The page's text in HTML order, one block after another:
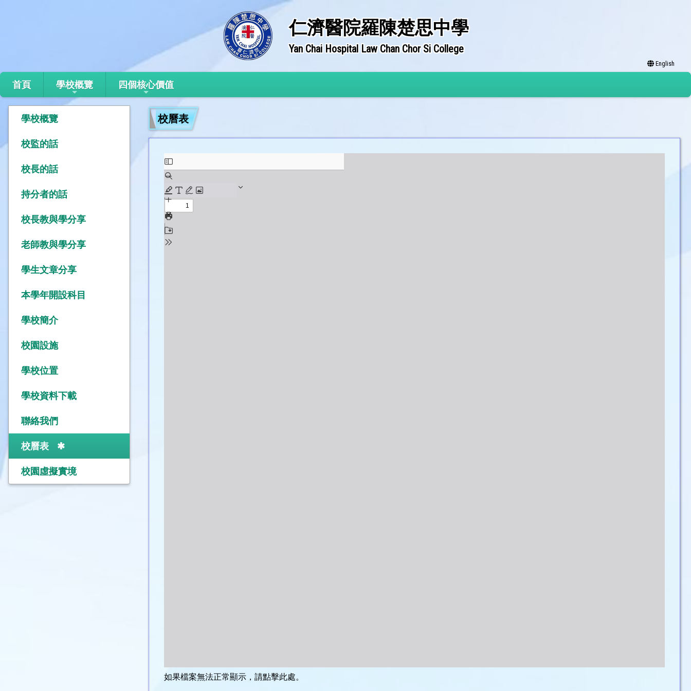
仁濟醫院羅陳楚思中學
Yan Chai Hospital Law Chan Chor Si College
English
首頁 學校概覽 四個核心價值
學校概覽
校監的話
校長的話
持分者的話
校長教與學分享
老師教與學分享
學生文章分享
本學年開設科目
學校簡介
校園設施
學校位置
學校資料下載
聯絡我們
校曆表
校園虛擬實境
校曆表
如果檔案無法正常顯示，請點擊此處。